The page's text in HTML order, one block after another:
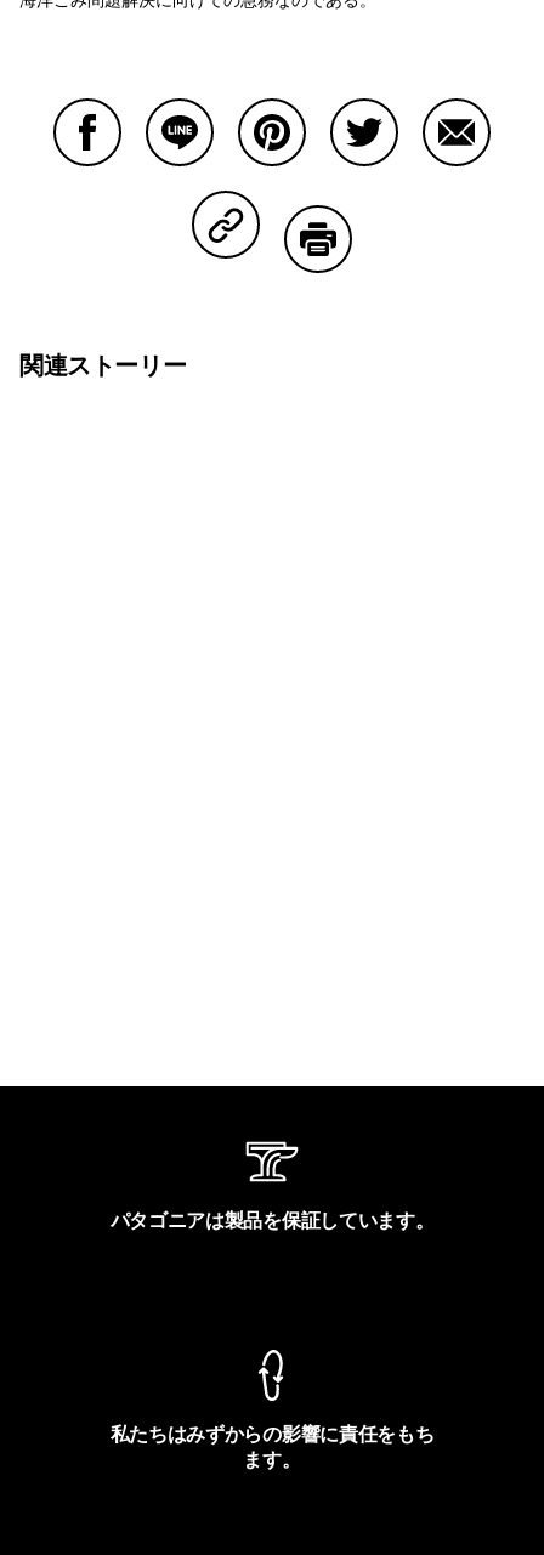
Copy Linkで共有する
関連ストーリー
パタゴニアは製品を保証しています。
私たちはみずからの影響に責任をもち
ます。